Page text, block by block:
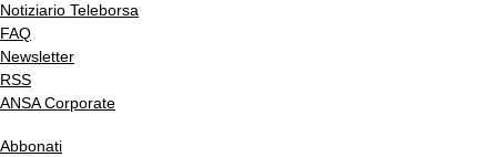
Notiziario Teleborsa
FAQ
Newsletter
RSS
ANSA Corporate
Abbonati